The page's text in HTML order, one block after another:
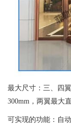
最大尺寸：三、四
300mm，两翼最大
可实现的功能：自